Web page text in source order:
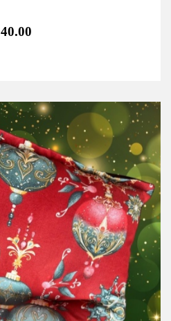
40.00